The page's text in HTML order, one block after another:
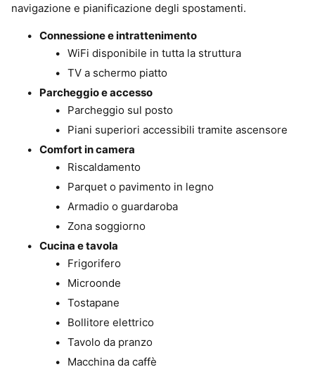
navigazione e pianificazione degli spostamenti.
Connessione e intrattenimento
WiFi disponibile in tutta la struttura
TV a schermo piatto
Parcheggio e accesso
Parcheggio sul posto
Piani superiori accessibili tramite ascensore
Comfort in camera
Riscaldamento
Parquet o pavimento in legno
Armadio o guardaroba
Zona soggiorno
Cucina e tavola
Frigorifero
Microonde
Tostapane
Bollitore elettrico
Tavolo da pranzo
Macchina da caffè